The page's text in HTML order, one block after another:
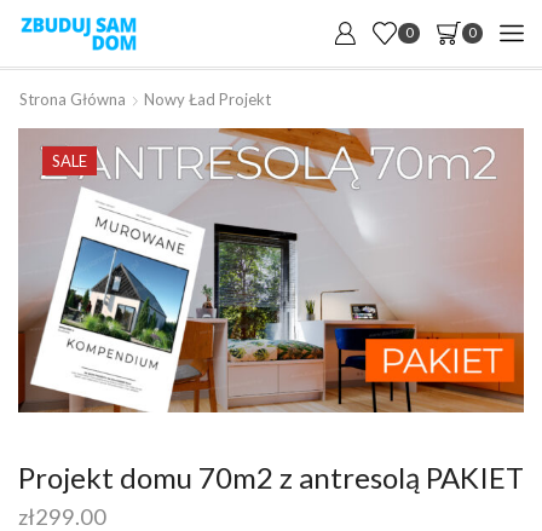
0 0
Strona Główna Nowy Ład Projekt
SALE
Projekt domu 70m2 z antresolą PAKIET
zł299.00